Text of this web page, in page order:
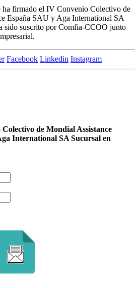
ha firmado el IV Convenio Colectivo de
España SAU y Aga International SA
sido suscrito por Comfia-CCOO junto
Facebook Linkedin Instagram
de Mondial Assistance
International SA Sucursal en